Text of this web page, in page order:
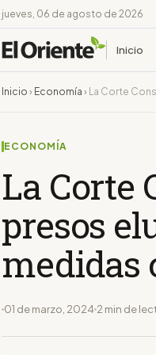
jueves, 06 de agosto de 2026
Inicio
Inicio › Economía › La Corte
ECONOMÍA
La Corte
presos
medidas
01 de marzo, 2024 2 min de